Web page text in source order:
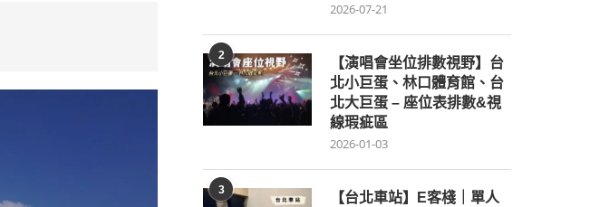
2026-07-21
2
【演唱會坐位排數視野】台
北小巨蛋、林口體育館、台
北大巨蛋 – 座位表排數&視
線瑕疵區
2026-01-03
3
【台北車站】E客棧｜單人